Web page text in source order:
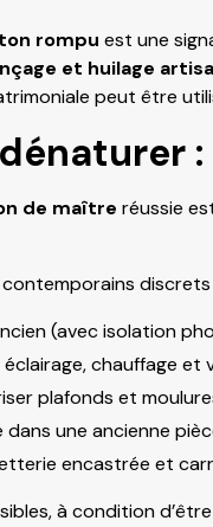
rompu est une
et huilage
peut être
de maître réussie
contemporains discrets
(avec isolation
chauffage et
plafonds et
dans une ancienne
encastrée et
à condition d’être